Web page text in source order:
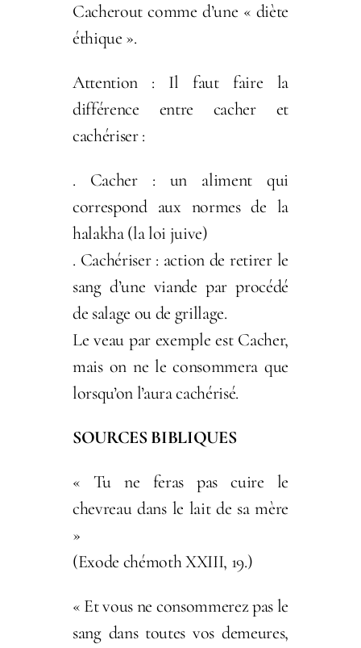
Cacherout comme d’une « diète
éthique ».
Attention : Il faut faire la
différence entre cacher et
cachériser :
. Cacher : un aliment qui
correspond aux normes de la
halakha (la loi juive)
. Cachériser : action de retirer le
sang d’une viande par procédé
de salage ou de grillage.
Le veau par exemple est Cacher,
mais on ne le consommera que
lorsqu’on l’aura cachérisé.
SOURCES BIBLIQUES
« Tu ne feras pas cuire le
chevreau dans le lait de sa mère
»
(Exode chémoth XXIII, 19.)
« Et vous ne consommerez pas le
sang dans toutes vos demeures,